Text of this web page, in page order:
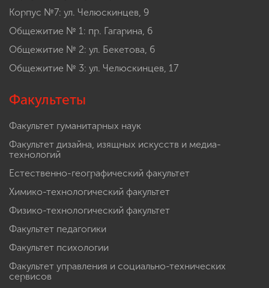
Корпус №7: ул. Челюскинцев, 9
Общежитие № 1: пр. Гагарина, 6
Общежитие № 2: ул. Бекетова, 6
Общежитие № 3: ул. Челюскинцев, 17
Факультеты
Факультет гуманитарных наук
Факультет дизайна, изящных искусств и медиа-
технологий
Естественно-географический факультет
Химико-технологический факультет
Физико-технологический факультет
Факультет педагогики
Факультет психологии
Факультет управления и социально-технических
сервисов